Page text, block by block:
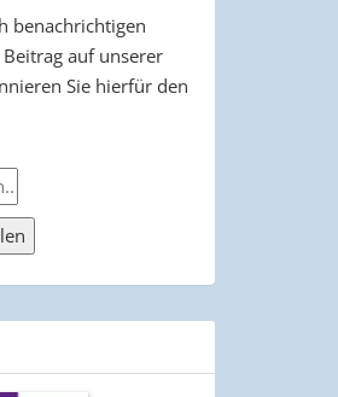
benachrichtigen
auf unserer
Sie hierfür den